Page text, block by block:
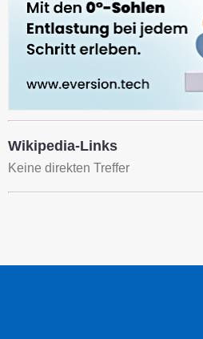
Wikipedia-Links
Keine direkten Treffer